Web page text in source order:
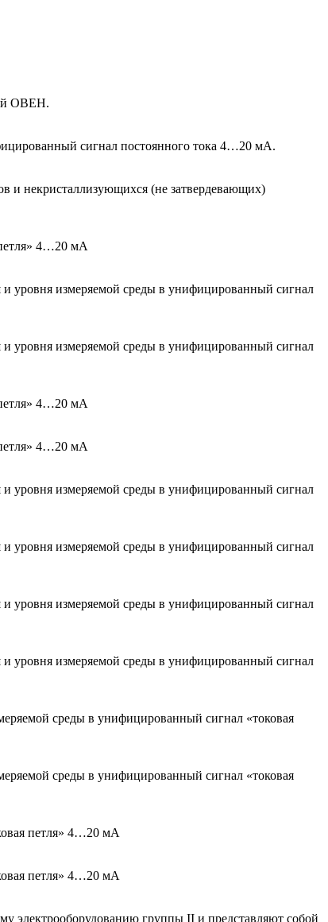
ОВЕН.
сигнал постоянного тока 4…20 мА.
и некристаллизующихся (не затвердевающих)
4…20 мА
и уровня измеряемой среды в унифицированный сигнал
и уровня измеряемой среды в унифицированный сигнал
4…20 мА
4…20 мА
и уровня измеряемой среды в унифицированный сигнал
и уровня измеряемой среды в унифицированный сигнал
и уровня измеряемой среды в унифицированный сигнал
и уровня измеряемой среды в унифицированный сигнал
среды в унифицированный сигнал «токовая
среды в унифицированный сигнал «токовая
петля» 4…20 мА
петля» 4…20 мА
группы II и представляют собой